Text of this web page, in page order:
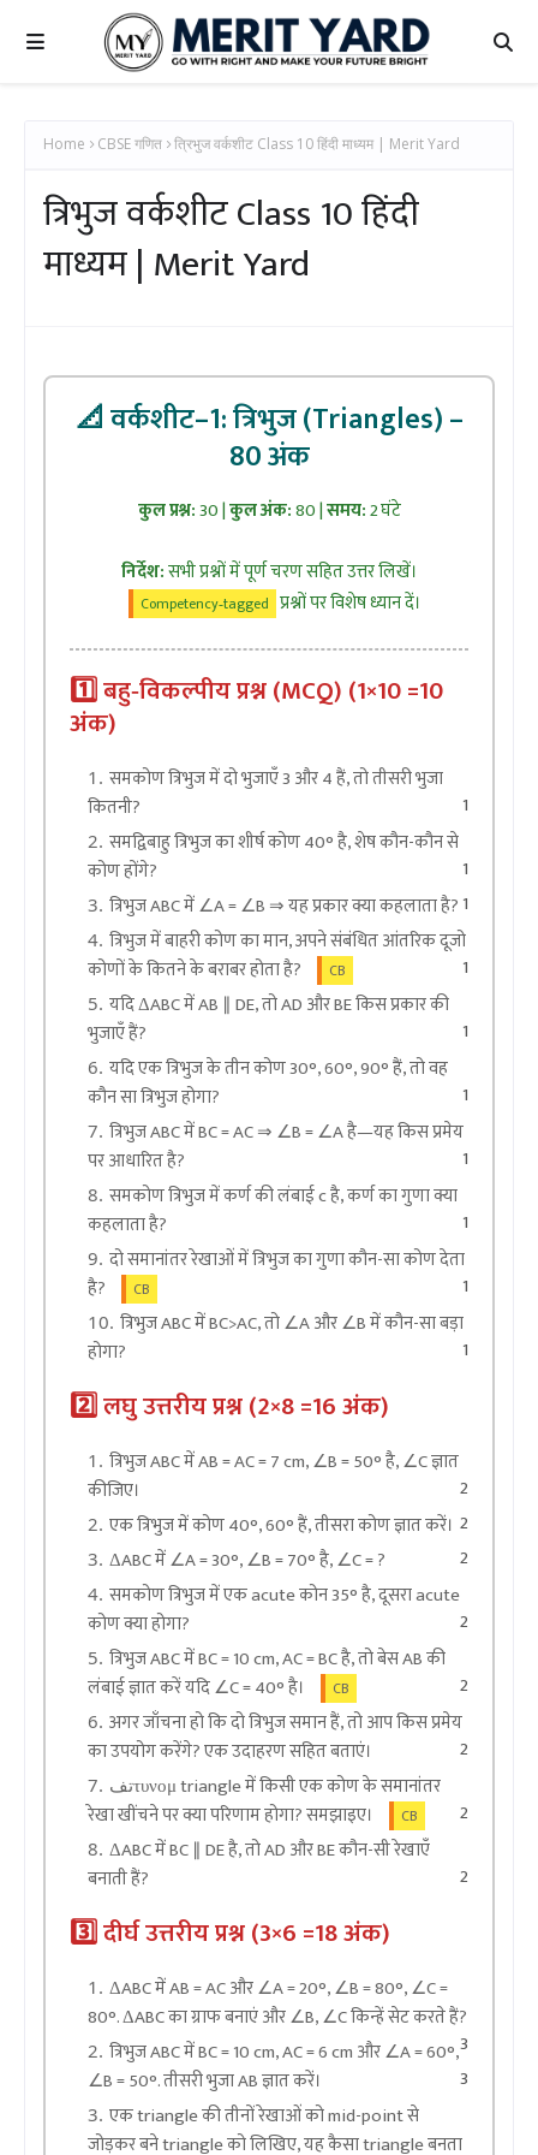
Home CBSE गणित त्रिभुज वर्कशीट Class 10 हिंदी माध्यम | Merit Yard
त्रिभुज वर्कशीट Class 10 हिंदी
माध्यम | Merit Yard
📐 वर्कशीट–1: त्रिभुज (Triangles) –
80 अंक
कुल प्रश्न:30 |कुल अंक:80 |समय:2 घंटे
निर्देश:सभी प्रश्नों में पूर्ण चरण सहित उत्तर लिखें।
Competency‑tagged प्रश्नों पर विशेष ध्यान दें।
1️⃣ बहु‑विकल्पीय प्रश्न (MCQ) (1×10 =10
अंक)
समकोण त्रिभुज में दो भुजाएँ 3 और 4 हैं, तो तीसरी भुजा
कितनी?
1
समद्विबाहु त्रिभुज का शीर्ष कोण 40° है, शेष कौन-कौन से
कोण होंगे?
1
त्रिभुज ABC में ∠A = ∠B ⇒ यह प्रकार क्या कहलाता है? 1
त्रिभुज में बाहरी कोण का मान, अपने संबंधित आंतरिक दूजो
कोणों के कितने के बराबर होता है?
1
CB
यदि ΔABC में AB ∥ DE, तो AD और BE किस प्रकार की
भुजाएँ हैं?
1
यदि एक त्रिभुज के तीन कोण 30°, 60°, 90° हैं, तो वह
कौन सा त्रिभुज होगा?
1
त्रिभुज ABC में BC = AC ⇒ ∠B = ∠A है—यह किस प्रमेय
पर आधारित है?
1
समकोण त्रिभुज में कर्ण की लंबाई c है, कर्ण का गुणा क्या
कहलाता है?
1
दो समानांतर रेखाओं में त्रिभुज का गुणा कौन-सा कोण देता
है?
1
CB
त्रिभुज ABC में BC>AC, तो ∠A और ∠B में कौन-सा बड़ा
होगा?
1
2️⃣ लघु उत्तरीय प्रश्न (2×8 =16 अंक)
त्रिभुज ABC में AB = AC = 7 cm, ∠B = 50° है, ∠C ज्ञात
कीजिए।
2
एक त्रिभुज में कोण 40°, 60° हैं, तीसरा कोण ज्ञात करें। 2
ΔABC में ∠A = 30°, ∠B = 70° है, ∠C = ?
2
समकोण त्रिभुज में एक acute कोन 35° है, दूसरा acute
कोण क्या होगा?
2
त्रिभुज ABC में BC = 10 cm, AC = BC है, तो बेस AB की
लंबाई ज्ञात करें यदि ∠C = 40° है।
2
CB
अगर जाँचना हो कि दो त्रिभुज समान हैं, तो आप किस प्रमेय
का उपयोग करेंगे? एक उदाहरण सहित बताएं।
2
تفτυνομ triangle में किसी एक कोण के समानांतर
रेखा खींचने पर क्या परिणाम होगा? समझाइए।
2
CB
ΔABC में BC ∥ DE है, तो AD और BE कौन-सी रेखाएँ
बनाती हैं?
2
3️⃣ दीर्घ उत्तरीय प्रश्न (3×6 =18 अंक)
ΔABC में AB = AC और ∠A = 20°, ∠B = 80°, ∠C =
80°. ΔABC का ग्राफ बनाएं और ∠B, ∠C किन्हें सेट करते हैं?
3
त्रिभुज ABC में BC = 10 cm, AC = 6 cm और ∠A = 60°,
∠B = 50°. तीसरी भुजा AB ज्ञात करें।
3
एक triangle की तीनों रेखाओं को mid-point से
जोड़कर बने triangle को लिखिए, यह कैसा triangle बनता